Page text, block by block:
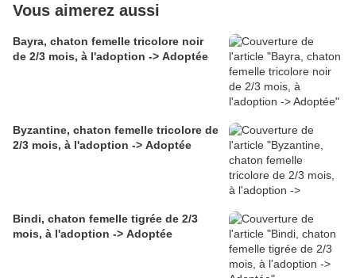
Vous aimerez aussi
Bayra, chaton femelle tricolore noir
de 2/3 mois, à l'adoption -> Adoptée
Byzantine, chaton femelle tricolore de
2/3 mois, à l'adoption -> Adoptée
Bindi, chaton femelle tigrée de 2/3
mois, à l'adoption -> Adoptée